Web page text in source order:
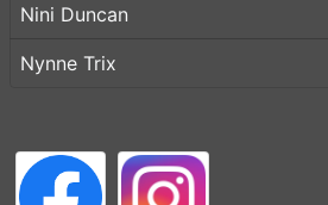
Nini Duncan
Nynne Trix